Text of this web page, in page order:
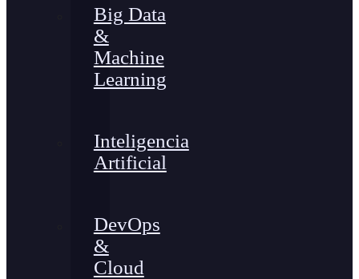
Big Data
&
Machine
Learning
Inteligencia
Artificial
DevOps
&
Cloud